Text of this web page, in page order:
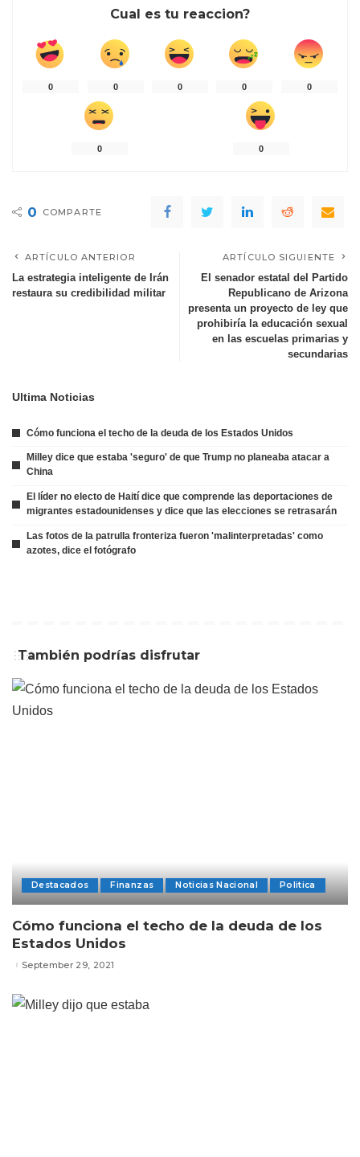
Cual es tu reaccion?
0 0 0 0 0
0 0
0 COMPARTE
ARTÍCULO ANTERIOR
La estrategia inteligente de Irán
restaura su credibilidad militar
ARTÍCULO SIGUIENTE
El senador estatal del Partido
Republicano de Arizona
presenta un proyecto de ley que
prohibiría la educación sexual
en las escuelas primarias y
secundarias
Ultima Noticias
Cómo funciona el techo de la deuda de los Estados Unidos
Milley dice que estaba 'seguro' de que Trump no planeaba atacar a
China
El líder no electo de Haití dice que comprende las deportaciones de
migrantes estadounidenses y dice que las elecciones se retrasarán
Las fotos de la patrulla fronteriza fueron 'malinterpretadas' como
azotes, dice el fotógrafo
También podrías disfrutar
Destacados Finanzas Noticias Nacional Politica
Cómo funciona el techo de la deuda de los
Estados Unidos
September 29, 2021